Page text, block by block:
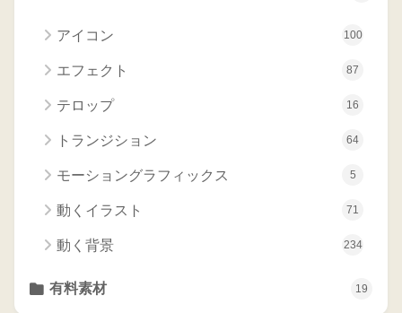
アイコン 100
エフェクト 87
テロップ 16
トランジション 64
モーショングラフィックス 5
動くイラスト 71
動く背景 234
有料素材 19